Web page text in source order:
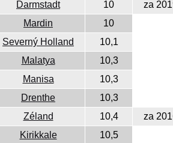
Darmstadt 10
za
Mardin
10
Severný Holland
10,1
Malatya
10,3
Manisa
10,3
Drenthe
10,3
Zéland 10,4
za
Kirikkale
10,5